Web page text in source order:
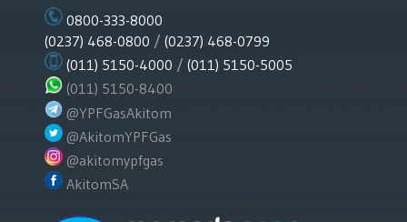
0800-333-8000
(0237) 468-0800 / (0237) 468-0799
(011) 5150-4000 / (011) 5150-5005
(011) 5150-8400
@YPFGasAkitom
@AkitomYPFGas
@akitomypfgas
AkitomSA